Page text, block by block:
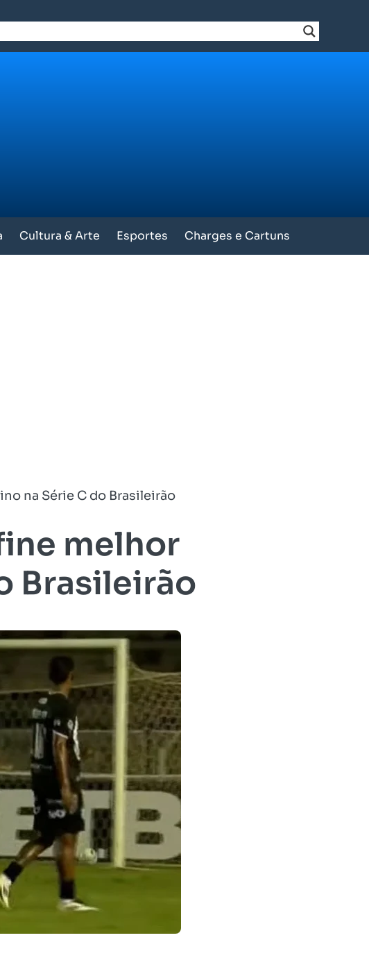
Cultura & Arte Esportes Charges e Cartuns
na Série C do Brasileirão
melhor
Brasileirão